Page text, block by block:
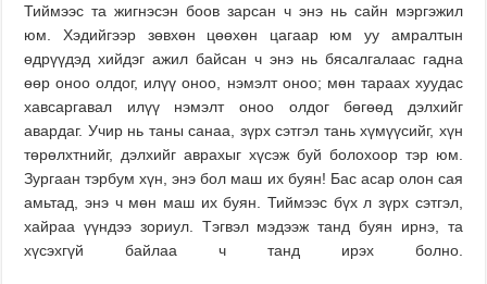
Тиймээс та жигнэсэн боов зарсан ч энэ нь сайн мэргэжил
юм. Хэдийгээр зөвхөн цөөхөн цагаар юм уу амралтын
өдрүүдэд хийдэг ажил байсан ч энэ нь бясалгалаас гадна
өөр оноо олдог, илүү оноо, нэмэлт оноо; мөн тараах хуудас
хавсаргавал илүү нэмэлт оноо олдог бөгөөд дэлхийг
авардаг. Учир нь таны санаа, зүрх сэтгэл тань хүмүүсийг, хүн
төрөлхтнийг, дэлхийг аврахыг хүсэж буй болохоор тэр юм.
Зургаан тэрбум хүн, энэ бол маш их буян! Бас асар олон сая
амьтад, энэ ч мөн маш их буян. Тиймээс бүх л зүрх сэтгэл,
хайраа үүндээ зориул. Тэгвэл мэдээж танд буян ирнэ, та
хүсэхгүй байлаа ч танд ирэх болно.